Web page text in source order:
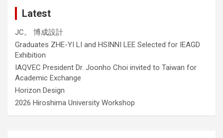
Latest
JC。 博成設計
Graduates ZHE-YI LI and HSINNI LEE Selected for IEAGD
Exhibition
IAQVEC President Dr. Joonho Choi invited to Taiwan for
Academic Exchange
Horizon Design
2026 Hiroshima University Workshop